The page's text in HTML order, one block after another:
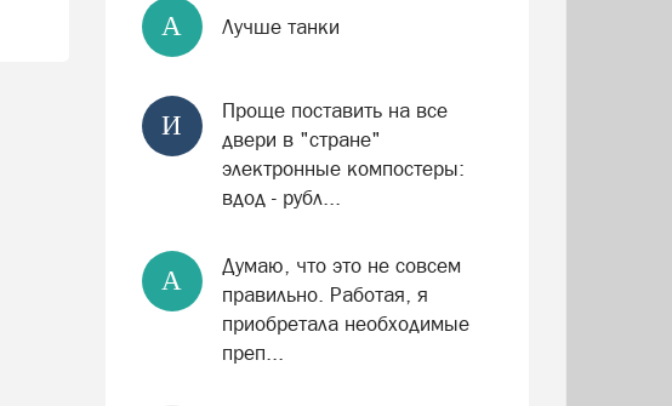
А Лучше танки
И
Проще поставить на все
двери в "стране"
электронные компостеры:
вдод - рубл...
А
Думаю, что это не совсем
правильно. Работая, я
приобретала необходимые
преп...